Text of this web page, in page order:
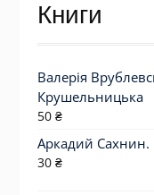
Книги
Валерія
Крушельницька
50 ₴
Аркадий
30 ₴